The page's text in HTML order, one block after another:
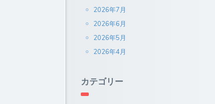
2026年7月
2026年6月
2026年5月
2026年4月
カテゴリー